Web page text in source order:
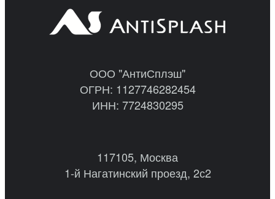
ООО "АнтиСплэш"
ОГРН: 1127746282454
ИНН: 7724830295
117105, Москва
1-й Нагатинский проезд, 2с2